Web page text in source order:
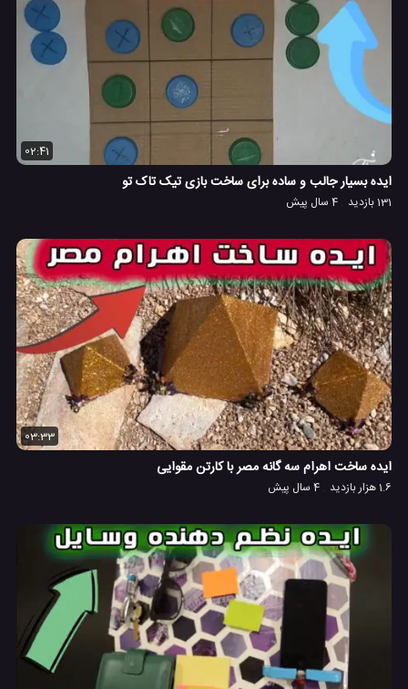
02:41
ایده بسیار جالب و ساده برای ساخت بازی تیک تاک تو
131 بازدید 4 سال پیش
03:33
ایده ساخت اهرام سه گانه مصر با کارتن مقوایی
1.6 هزار بازدید 4 سال پیش